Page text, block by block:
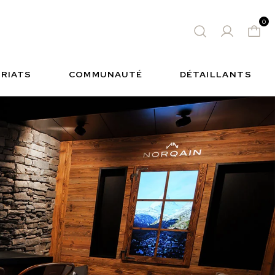
0
COMMUNAUTÉ DÉTAILLANTS
MONTRE DE SPORT AUDACIEUSE